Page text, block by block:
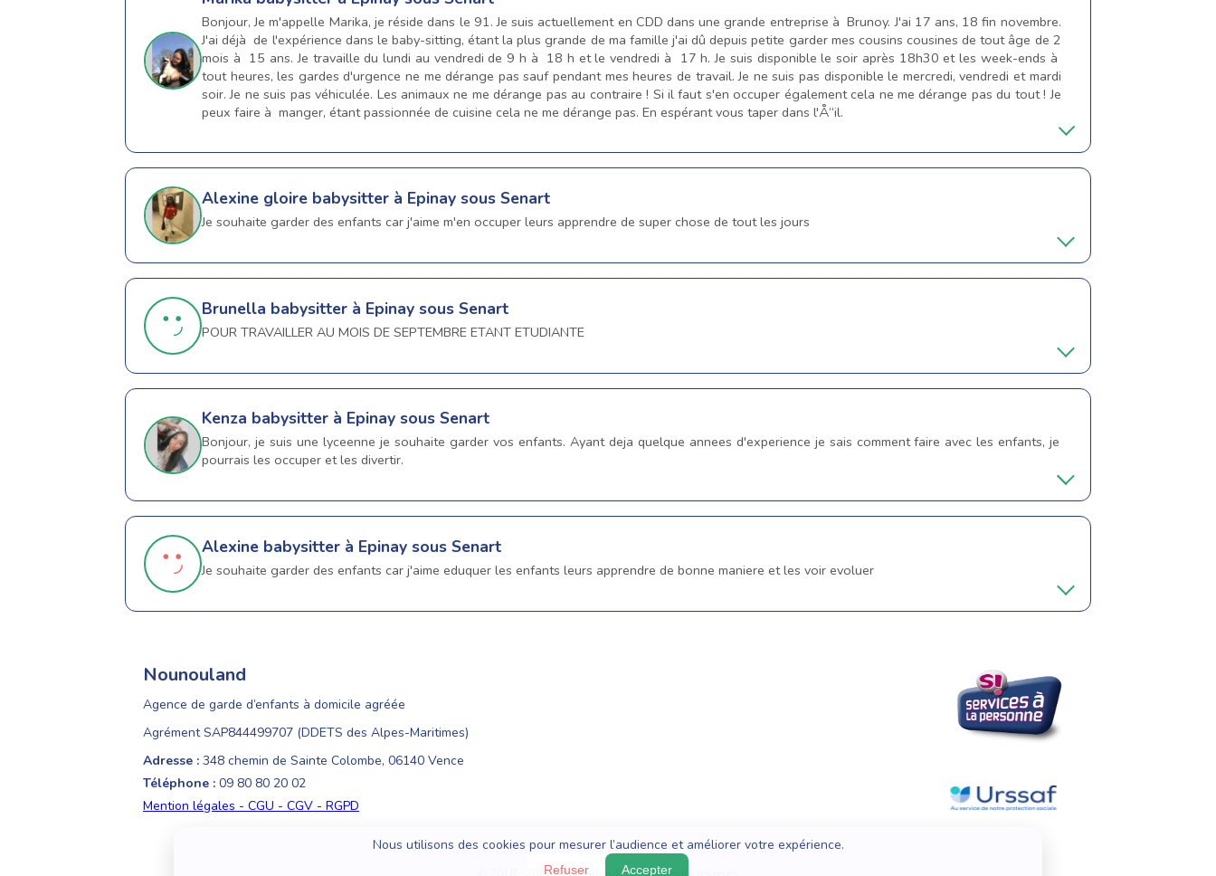
Bonjour, Je m'appelle Marika, je réside dans le 91. Je suis actuellement en CDD dans une grande entreprise à Brunoy. J'ai 17 ans, 18 fin novembre.
J'ai déjà de l'expérience dans le baby-sitting, étant la plus grande de ma famille j'ai dû depuis petite garder mes cousins cousines de tout âge de 2
mois à 15 ans. Je travaille du lundi au vendredi de 9 h à 18 h et le vendredi à 17 h. Je suis disponible le soir après 18h30 et les week-ends à
tout heures, les gardes d'urgence ne me dérange pas sauf pendant mes heures de travail. Je ne suis pas disponible le mercredi, vendredi et mardi
soir. Je ne suis pas véhiculée. Les animaux ne me dérange pas au contraire ! Si il faut s'en occuper également cela ne me dérange pas du tout ! Je
peux faire à manger, étant passionnée de cuisine cela ne me dérange pas. En espérant vous taper dans l'Å“il.
Alexine gloire babysitter à Epinay sous Senart
Je souhaite garder des enfants car j'aime m'en occuper leurs apprendre de super chose de tout les jours
Brunella babysitter à Epinay sous Senart
POUR TRAVAILLER AU MOIS DE SEPTEMBRE ETANT ETUDIANTE
Kenza babysitter à Epinay sous Senart
Bonjour, je suis une lyceenne je souhaite garder vos enfants. Ayant deja quelque annees d'experience je sais comment faire avec les enfants, je
pourrais les occuper et les divertir.
Alexine babysitter à Epinay sous Senart
Je souhaite garder des enfants car j'aime eduquer les enfants leurs apprendre de bonne maniere et les voir evoluer
Nounouland
Agence de garde d’enfants à domicile agréée
Agrément SAP844499707 (DDETS des Alpes-Maritimes)
Adresse : 348 chemin de Sainte Colombe, 06140 Vence
Téléphone : 09 80 80 20 02
Mention légales - CGU - CGV - RGPD
© 2018 - 2026 Nounouland — Tous droits réservés
Nous utilisons des cookies pour mesurer l’audience et améliorer votre expérience.
Refuser Accepter